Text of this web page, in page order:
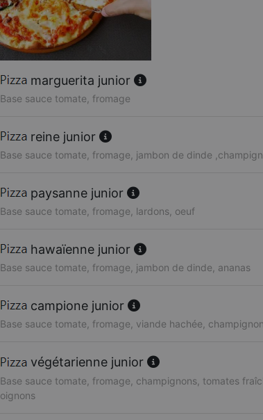
marguerita junior
Base sauce tomate, fromage
reine junior
Base sauce tomate, fromage, jambon de dinde
paysanne junior
Base sauce tomate, fromage, lardons, oeuf
hawaïenne junior
Base sauce tomate, fromage, jambon de dinde, ananas
campione junior
Base sauce tomate, fromage, viande hachée,
végétarienne junior
Base sauce tomate, fromage, champignons, tomates
oignons